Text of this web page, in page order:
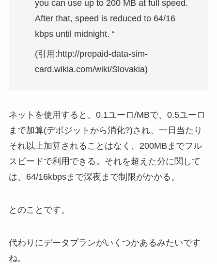
you can use up to 200 MB at full speed.
After that, speed is reduced to 64/16
kbps until midnight. “
(引用:http://prepaid-data-sim-
card.wikia.com/wiki/Slovakia)
ネットを使用すると、0.1ユーロ/MBで、0.5ユーロ
まで加算(デポジットから消化?)され、一日当たり
それ以上加算されることはなく、200MBまでフル
スピードで利用できる。それを超えた分に関して
は、64/16kbpsまで深夜まで制限がかかる。
とのことです。
代わりにデータプランがいくつかあるみたいです
ね。